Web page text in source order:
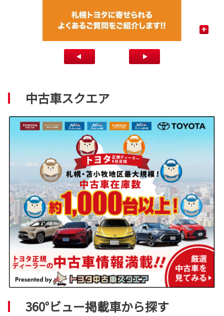
+
中古車スクエア
360°ビュー掲載車から探す